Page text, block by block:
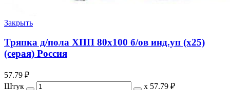
Закрыть
Тряпка д/пола ХПП 80х100 б/ов инд.уп (х25)
(серая) Россия
57.79 ₽
Штук
х 57.79 ₽